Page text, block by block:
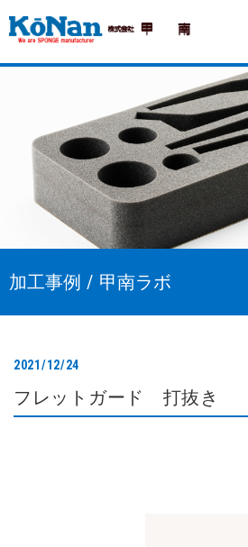
加工事例 / 甲南ラボ
2021/12/24
フレットガード 打抜き